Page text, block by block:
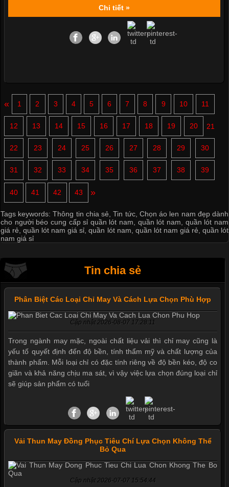
Chi tiết »
« 1 2 3 4 5 6 7 8 9 10 11
12 13 14 15 16 17 18 19 20 21
22 23 24 25 26 27 28 29 30
31 32 33 34 35 36 37 38 39
40 41 42 43 »
Tags keywords:Thông tin chia sẻ ,Tin tức, Chọn áo len nam đẹp dành
cho người béo cung cấp sỉ quần lót nam
quần lót nam
quần lót nam
giá rẻ ,quần lót nam giá sỉ ,quần lót nam quần lót nam giá rẻ quần lót
nam giá sỉ
Tin chia sẻ
Phân Biệt Các Loại Chỉ May Và Cách Lựa Chọn Phù Hợp
Cập nhật 2026-08-07 17:28:11
Trong ngành may mặc, ngoài chất liệu vải thì chỉ may cũng là
yếu tố quyết định đến độ bền, tính thẩm mỹ và chất lượng của
thành phẩm. Mỗi loại chỉ có đặc tính riêng về độ bền kéo, độ co
giãn và khả năng chịu ma sát, vì vậy việc lựa chọn đúng loại chỉ
sẽ giúp sản phẩm có tuổi
Vải Thun May Đồng Phục Tiêu Chí Lựa Chọn Không Thể
Bỏ Qua
Cập nhật 2026-07-07 15:54:44
Mẫu quần short quần lót nam nữ hè thu 2017